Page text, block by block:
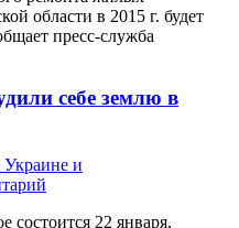
области в 2015 г. будет
пресс-служба
себе землю в
Украине и
состоится 22 января,